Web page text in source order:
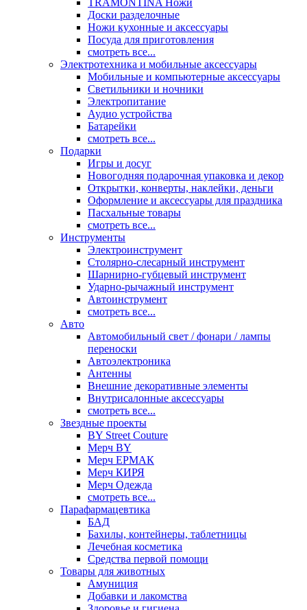
TRAMONTINA Ножи
Доски разделочные
Ножи кухонные и аксессуары
Посуда для приготовления
смотреть все...
Электротехника и мобильные аксессуары
Мобильные и компьютерные аксессуары
Светильники и ночники
Электропитание
Аудио устройства
Батарейки
смотреть все...
Подарки
Игры и досуг
Новогодняя подарочная упаковка и декор
Открытки, конверты, наклейки, деньги
Оформление и аксессуары для праздника
Пасхальные товары
смотреть все...
Инструменты
Электроинструмент
Столярно-слесарный инструмент
Шарнирно-губцевый инструмент
Ударно-рычажный инструмент
Автоинструмент
смотреть все...
Авто
Автомобильный свет / фонари / лампы
переноски
Автоэлектроника
Антенны
Внешние декоративные элементы
Внутрисалонные аксессуары
смотреть все...
Звездные проекты
BY Street Couture
Мерч BY
Мерч ЕРМАК
Мерч КИРЯ
Мерч Одежда
смотреть все...
Парафармацевтика
БАД
Бахилы, контейнеры, таблетницы
Лечебная косметика
Средства первой помощи
Товары для животных
Амуниция
Добавки и лакомства